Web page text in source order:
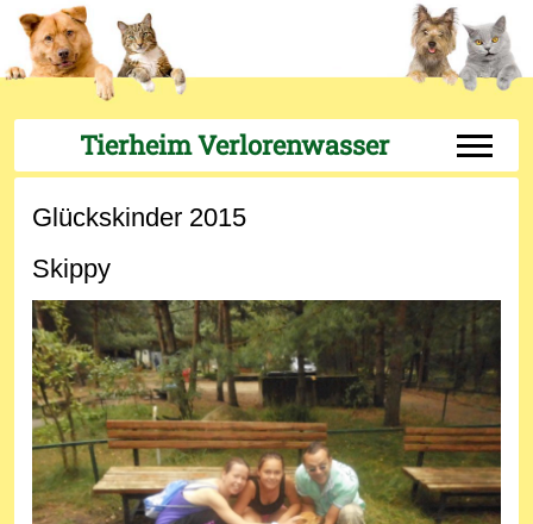
Tierheim Verlorenwasser Off-
Glückskinder 2015
Skippy